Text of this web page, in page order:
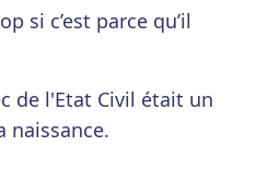
si c’est parce qu’il
de l'Etat Civil était un
naissance.